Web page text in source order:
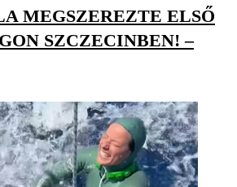
MEGSZEREZTE ELSŐ
SZCZECINBEN! –